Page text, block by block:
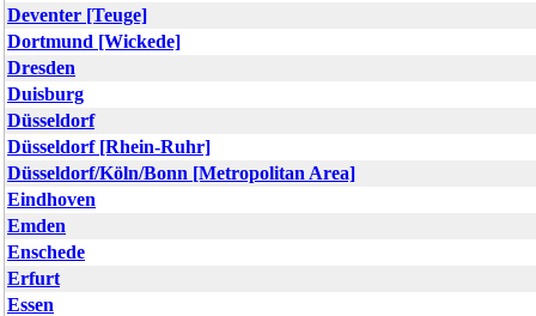
Deventer [Teuge]
Dortmund [Wickede]
Dresden
Duisburg
Düsseldorf
Düsseldorf [Rhein-Ruhr]
Düsseldorf/Köln/Bonn [Metropolitan Area]
Eindhoven
Emden
Enschede
Erfurt
Essen